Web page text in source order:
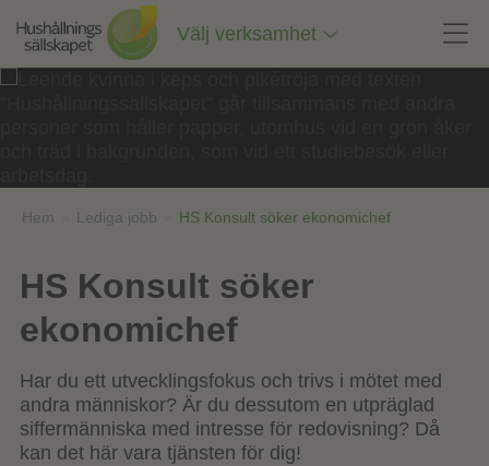
innehåll
sidan
Välj verksamhet
Hem Lediga jobb HS Konsult söker ekonomichef
HS Konsult söker
ekonomichef
Har du ett utvecklingsfokus och trivs i mötet med
andra människor? Är du dessutom en utpräglad
siffermänniska med intresse för redovisning? Då
kan det här vara tjänsten för dig!